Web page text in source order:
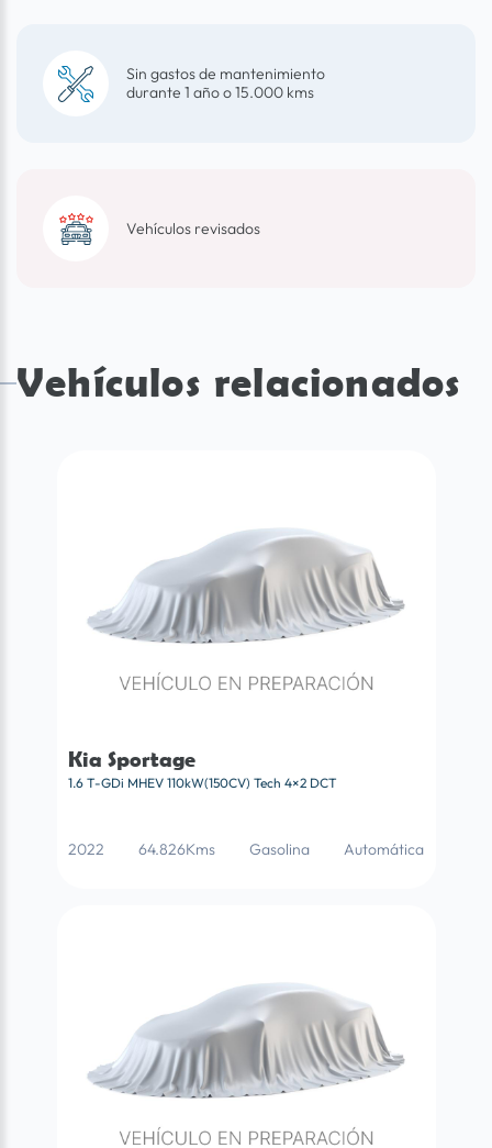
Sin gastos de mantenimiento
durante 1 año o 15.000 kms
Vehículos revisados
Vehículos relacionados
Kia Sportage
1.6 T-GDi MHEV 110kW(150CV) Tech 4×2 DCT
2022 64.826Kms Gasolina Automática